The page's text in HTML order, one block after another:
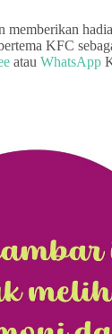
KFC
atau WhatsApp